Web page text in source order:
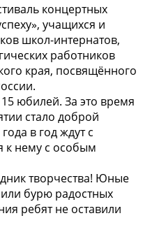
концертных
учащихся и
школ-интернатов,
работников
края, посвящённого
юбилей. За это время
стало доброй
в год ждут с
к нему с особым
творчества! Юные
бурю радостных
ребят не оставили